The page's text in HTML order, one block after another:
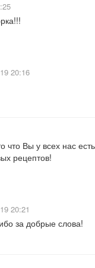
20:16
что Вы у всех нас
рецептов!
20:21
за добрые слова!